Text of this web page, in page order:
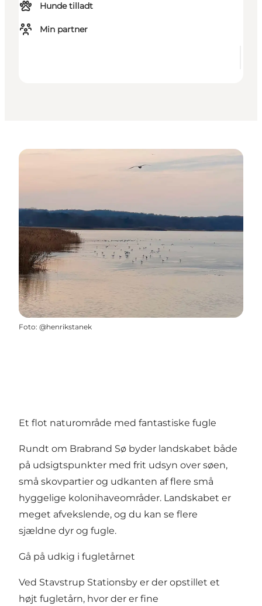
Hunde tilladt
Min partner
Foto: @henrikstanek
Et flot naturområde med fantastiske fugle
Rundt om Brabrand Sø byder landskabet både
på udsigtspunkter med frit udsyn over søen,
små skovpartier og udkanten af flere små
hyggelige kolonihaveområder. Landskabet er
meget afvekslende, og du kan se flere
sjældne dyr og fugle.
Gå på udkig i fugletårnet
Ved Stavstrup Stationsby er der opstillet et
højt fugletårn, hvor der er fine